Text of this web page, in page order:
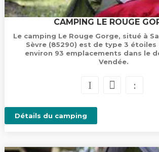
CAMPING LE ROUGE
Le camping Le Rouge Gorge, situé à
Sèvre (85290) est de type 3
environ 93 emplacements dans le
Vendée.
Détails du camping